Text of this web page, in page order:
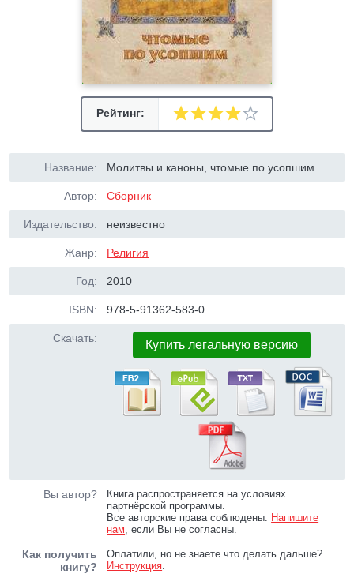
Рейтинг:
Название: Молитвы и каноны, чтомые по усопшим
Автор: Сборник
Издательство: неизвестно
Жанр: Религия
Год: 2010
ISBN: 978-5-91362-583-0
Скачать: Купить легальную версию
Вы автор?
Книга распространяется на условиях
партнёрской программы.
Все авторские права соблюдены. Напишите
нам, если Вы не согласны.
Как получить
книгу?
Оплатили, но не знаете что делать дальше?
Инструкция.